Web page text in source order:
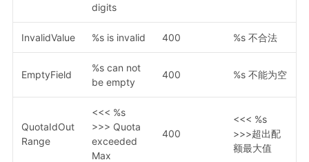
digits
InvalidValue %s is invalid 400 %s 不合法
EmptyField
%s can not
be empty
400 %s 不能为空
QuotaIdOut
Range
<<< %s
>>> Quota
exceeded
Max
400
<<< %s
>>>超出配
额最大值